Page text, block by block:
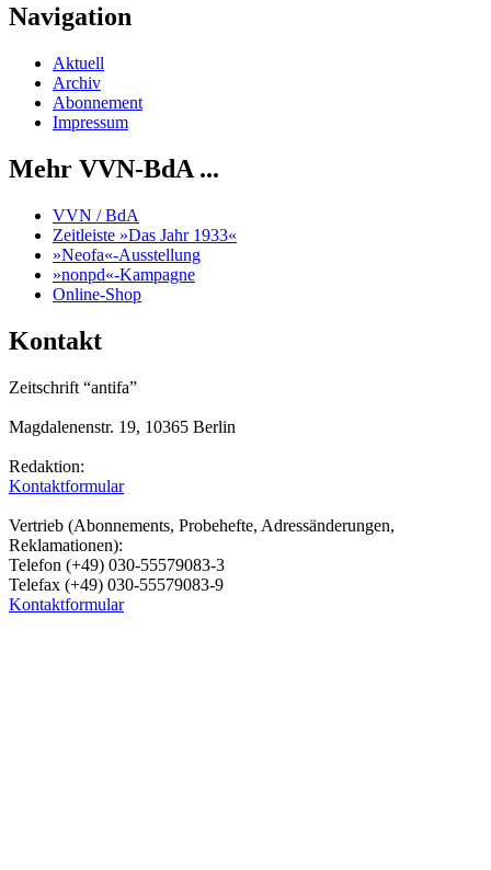
Navigation
Aktuell
Archiv
Abonnement
Impressum
Mehr VVN-BdA ...
VVN / BdA
Zeitleiste »Das Jahr 1933«
»Neofa«-Ausstellung
»nonpd«-Kampagne
Online-Shop
Kontakt
Zeitschrift “antifa”
Magdalenenstr. 19, 10365 Berlin
Redaktion:
Kontaktformular
Vertrieb (Abonnements, Probehefte, Adressänderungen,
Reklamationen):
Telefon (+49) 030-55579083-3
Telefax (+49) 030-55579083-9
Kontaktformular